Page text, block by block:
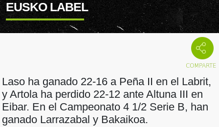
EUSKO LABEL
Laso ha ganado 22-16 a Peña II en el Labrit,
y Artola ha perdido 22-12 ante Altuna III en
Eibar. En el Campeonato 4 1/2 Serie B, han
ganado Larrazabal y Bakaikoa.